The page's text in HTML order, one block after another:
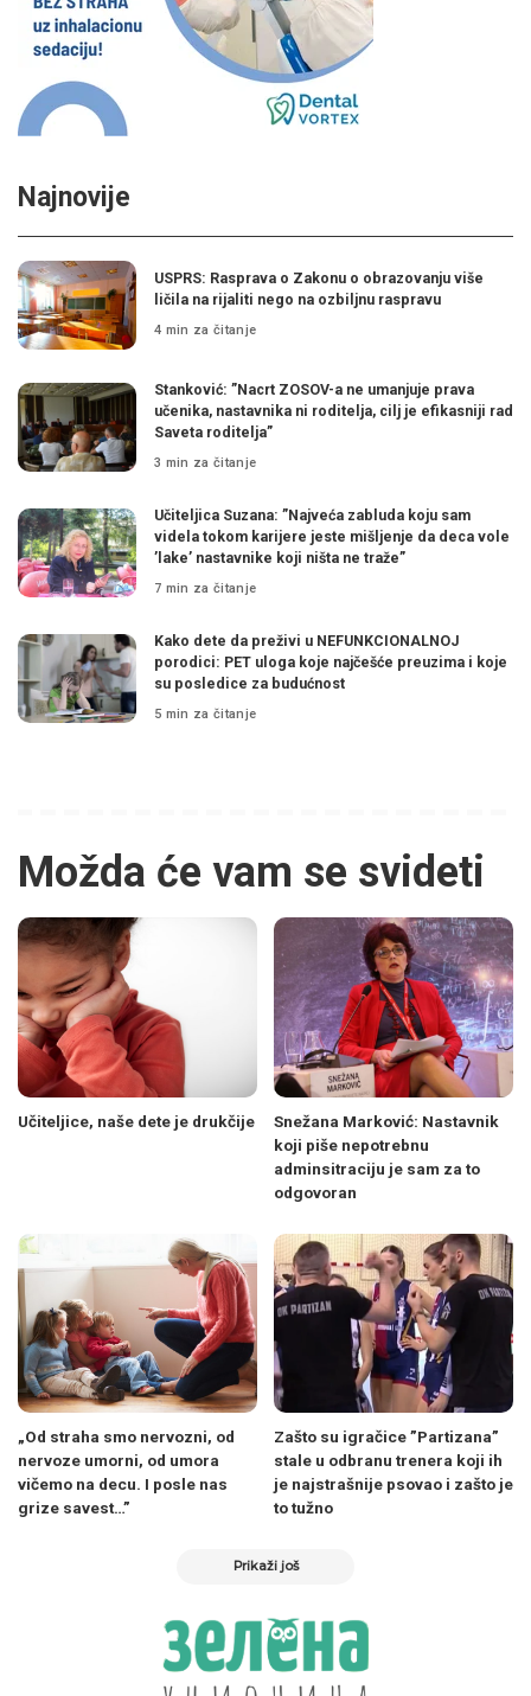
Najnovije
USPRS: Rasprava o Zakonu o obrazovanju više
ličila na rijaliti nego na ozbiljnu raspravu
4 min za čitanje
Stanković: ”Nacrt ZOSOV-a ne umanjuje prava
učenika, nastavnika ni roditelja, cilj je efikasniji rad
Saveta roditelja”
3 min za čitanje
Učiteljica Suzana: ”Najveća zabluda koju sam
videla tokom karijere jeste mišljenje da deca vole
’lake’ nastavnike koji ništa ne traže”
7 min za čitanje
Kako dete da preživi u NEFUNKCIONALNOJ
porodici: PET uloga koje najčešće preuzima i koje
su posledice za budućnost
5 min za čitanje
Možda će vam se svideti
Učiteljice, naše dete je drukčije
Snežana Marković: Nastavnik
koji piše nepotrebnu
adminsitraciju je sam za to
odgovoran
„Od straha smo nervozni, od
nervoze umorni, od umora
vičemo na decu. I posle nas
grize savest…”
Zašto su igračice ”Partizana”
stale u odbranu trenera koji ih
je najstrašnije psovao i zašto je
to tužno
Prikaži još